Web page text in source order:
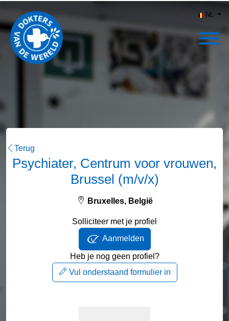
NL
Terug
Psychiater, Centrum voor vrouwen,
Brussel (m/v/x)
Bruxelles, België
Solliciteer met je profiel
Aanmelden
Heb je nog geen profiel?
Vul onderstaand formulier in